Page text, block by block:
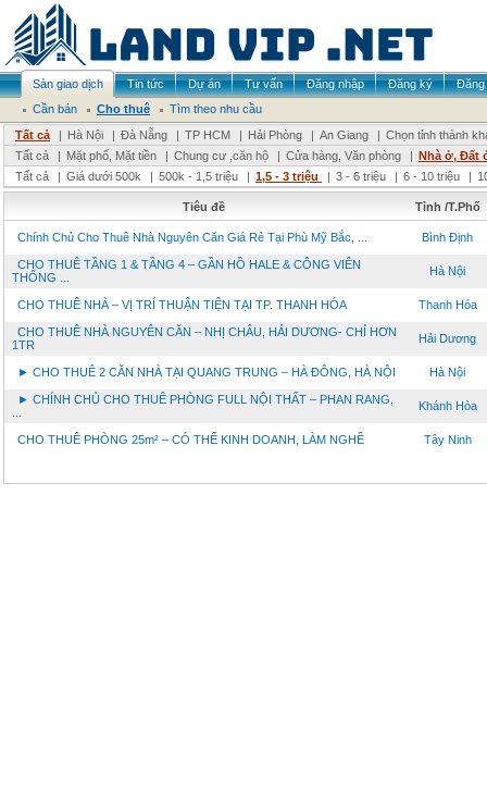
Sàn giao dịch Tin tức Dự án Tư vấn Đăng nhập Đăng ký
Đăng
Cần bán
Cho thuê
Tìm theo nhu cầu
Tất cả
| Hà Nội | Đà Nẵng | TP HCM | Hải Phòng | An Giang | Chọn tỉnh thành
Tất cả
| Mặt phố, Mặt tiền | Chung cư ,căn hộ | Cửa hàng, Văn phòng | Nhà ở, Đất
Tất cả
| Giá dưới 500k | 500k - 1,5 triệu | 1,5 - 3 triệu | 3 - 6 triệu | 6 - 10 triệu |
Tiêu đề Tỉnh /T.Phố
Chính Chủ Cho Thuê Nhà Nguyên Căn Giá Rẻ Tại Phù Mỹ Bắc, ... Bình Định
CHO THUÊ TẦNG 1 & TẦNG 4 – GẦN HỒ HALE & CÔNG VIÊN
THỐNG ...
Hà Nội
CHO THUÊ NHÀ – VỊ TRÍ THUẬN TIỆN TẠI TP. THANH HÓA Thanh Hóa
CHO THUÊ NHÀ NGUYÊN CĂN – NHỊ CHÂU, HẢI DƯƠNG- CHỈ HƠN
1TR
Hải Dương
► CHO THUÊ 2 CĂN NHÀ TẠI QUANG TRUNG – HÀ ĐÔNG, HÀ NỘI Hà Nội
► CHÍNH CHỦ CHO THUÊ PHÒNG FULL NỘI THẤT – PHAN RANG,
Khánh Hòa
CHO THUÊ PHÒNG 25m² – CÓ THỂ KINH DOANH, LÀM NGHỀ Tây Ninh